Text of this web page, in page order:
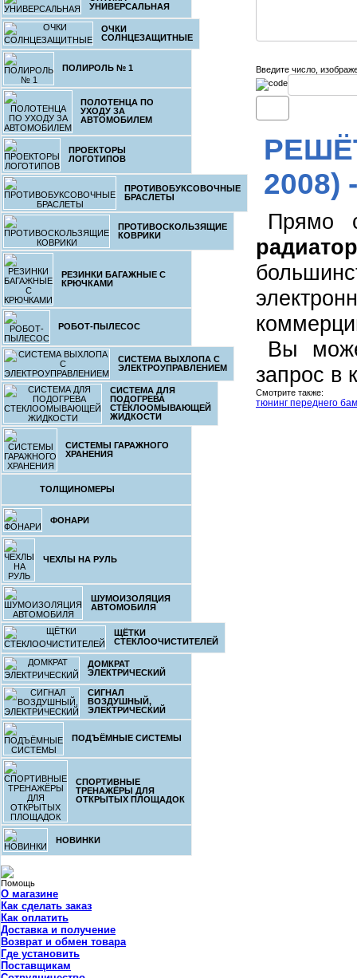
УНИВЕРСАЛЬНАЯ
ОЧКИ
СОЛНЦЕЗАЩИТНЫЕ
ПОЛИРОЛЬ № 1
ПОЛОТЕНЦА ПО
УХОДУ ЗА
АВТОМОБИЛЕМ
ПРОЕКТОРЫ
ЛОГОТИПОВ
ПРОТИВОБУКСОВОЧНЫЕ
БРАСЛЕТЫ
ПРОТИВОСКОЛЬЗЯЩИЕ
КОВРИКИ
РЕЗИНКИ БАГАЖНЫЕ С
КРЮЧКАМИ
РОБОТ-ПЫЛЕСОС
СИСТЕМА ВЫХЛОПА С
ЭЛЕКТРОУПРАВЛЕНИЕМ
СИСТЕМА ДЛЯ
ПОДОГРЕВА
СТЕКЛООМЫВАЮЩЕЙ
ЖИДКОСТИ
СИСТЕМЫ ГАРАЖНОГО
ХРАНЕНИЯ
ТОЛЩИНОМЕРЫ
ФОНАРИ
ЧЕХЛЫ НА РУЛЬ
ШУМОИЗОЛЯЦИЯ
АВТОМОБИЛЯ
ЩЁТКИ
СТЕКЛООЧИСТИТЕЛЕЙ
ДОМКРАТ
ЭЛЕКТРИЧЕСКИЙ
СИГНАЛ
ВОЗДУШНЫЙ,
ЭЛЕКТРИЧЕСКИЙ
ПОДЪЁМНЫЕ СИСТЕМЫ
СПОРТИВНЫЕ
ТРЕНАЖЁРЫ ДЛЯ
ОТКРЫТЫХ ПЛОЩАДОК
НОВИНКИ
Помощь
О магазине
Как сделать заказ
Как оплатить
Доставка и получение
Возврат и обмен товара
Где установить
Поставщикам
Введите число,
2008)
Прямо
Вы
запрос в
Смотрите также:
тюнинг переднего